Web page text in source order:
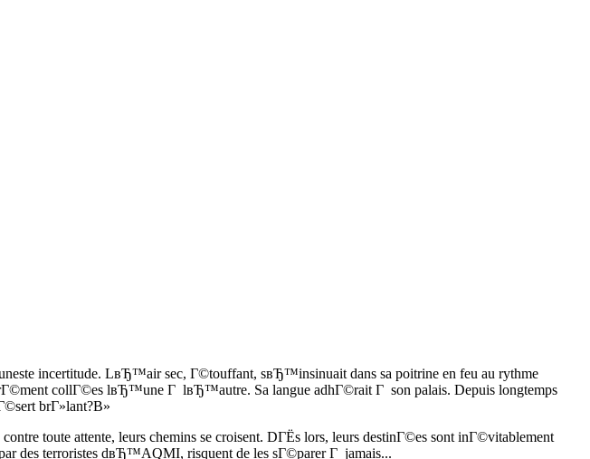
incertitude. LвЂ™air sec, Г©touffant, sвЂ™insinuait dans sa poitrine en feu au rythme
collГ©es lвЂ™une Г lвЂ™autre. Sa langue adhГ©rait Г son palais. Depuis longtemps
brГ»lant?В»
toute attente, leurs chemins se croisent. DГЁs lors, leurs destinГ©es sont inГ©vitablement
des terroristes dвЂ™AQMI, risquent de les sГ©parer Г jamais...